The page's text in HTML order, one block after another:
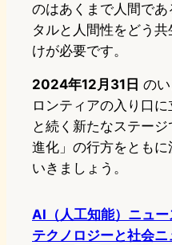
のはあくまで人間で
タルと人間性をどう
けが必要です。
2024年12月31日 の
ロンティアの入り口
と続く新たなステー
進化」の行方をとも
いきましょう。
AI（人工知能）ニュー
テクノロジーと社会ニ